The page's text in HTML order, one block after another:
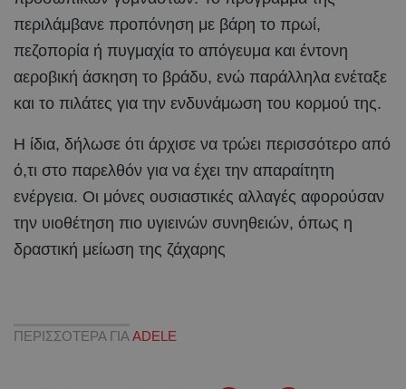
περιλάμβανε προπόνηση με βάρη το πρωί,
πεζοπορία ή πυγμαχία το απόγευμα και έντονη
αεροβική άσκηση το βράδυ, ενώ παράλληλα ενέταξε
και το πιλάτες για την ενδυνάμωση του κορμού της.
H ίδια, δήλωσε ότι άρχισε να τρώει περισσότερο από
ό,τι στο παρελθόν για να έχει την απαραίτητη
ενέργεια. Οι μόνες ουσιαστικές αλλαγές αφορούσαν
την υιοθέτηση πιο υγιεινών συνηθειών, όπως η
δραστική μείωση της ζάχαρης
ΠΕΡΙΣΣΟΤΕΡΑ ΓΙΑ ADELE